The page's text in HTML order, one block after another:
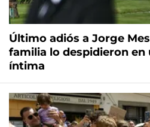
Último adiós a Jorge
familia lo despidieron en
íntima